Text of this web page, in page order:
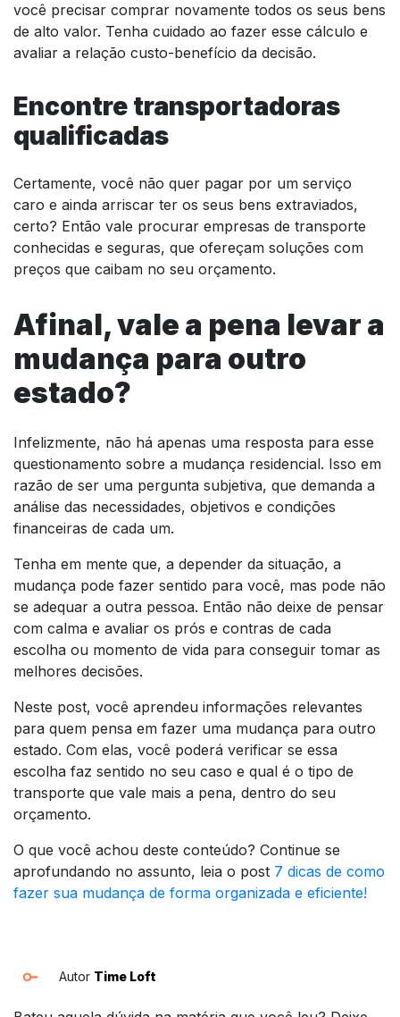
você precisar comprar novamente todos os seus bens
de alto valor. Tenha cuidado ao fazer esse cálculo e
avaliar a relação custo-benefício da decisão.
Encontre transportadoras
qualificadas
Certamente, você não quer pagar por um serviço
caro e ainda arriscar ter os seus bens extraviados,
certo? Então vale procurar empresas de transporte
conhecidas e seguras, que ofereçam soluções com
preços que caibam no seu orçamento.
Afinal, vale a pena levar a
mudança para outro
estado?
Infelizmente, não há apenas uma resposta para esse
questionamento sobre a mudança residencial. Isso em
razão de ser uma pergunta subjetiva, que demanda a
análise das necessidades, objetivos e condições
financeiras de cada um.
Tenha em mente que, a depender da situação, a
mudança pode fazer sentido para você, mas pode não
se adequar a outra pessoa. Então não deixe de pensar
com calma e avaliar os prós e contras de cada
escolha ou momento de vida para conseguir tomar as
melhores decisões.
Neste post, você aprendeu informações relevantes
para quem pensa em fazer uma mudança para outro
estado. Com elas, você poderá verificar se essa
escolha faz sentido no seu caso e qual é o tipo de
transporte que vale mais a pena, dentro do seu
orçamento.
O que você achou deste conteúdo? Continue se
aprofundando no assunto, leia o post 7 dicas de como
fazer sua mudança de forma organizada e eficiente!
Autor Time Loft